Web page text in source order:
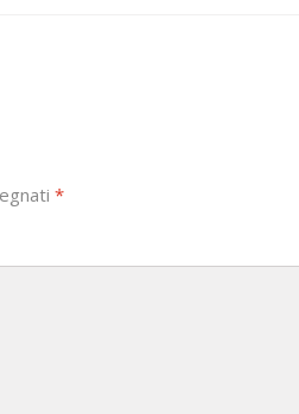
*